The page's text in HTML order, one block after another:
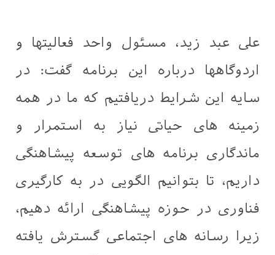
علی عبد زيد، مسئول واحد فعالیتها و
اردوگاهها درباره این برنامه گفت: در
سایه این شرایط دریافتیم که ما در همه
زمینه های حیاتی نیاز به استمرار و
ماندگاری برنامه های توسعه پیشاهنگی
داریم، تا بتوانیم الگویی در به کارگیری
فناوری در حوزه پیشاهنگی ارائه دهیم،
زیرا رسانه های اجتماعی گسترش یافته